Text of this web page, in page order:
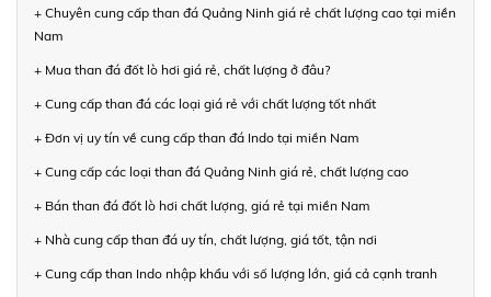
+ Chuyên cung cấp than đá Quảng Ninh giá rẻ chất lượng cao tại miền
Nam
+ Mua than đá đốt lò hơi giá rẻ, chất lượng ở đâu?
+ Cung cấp than đá các loại giá rẻ với chất lượng tốt nhất
+ Đơn vị uy tín về cung cấp than đá Indo tại miền Nam
+ Cung cấp các loại than đá Quảng Ninh giá rẻ, chất lượng cao
+ Bán than đá đốt lò hơi chất lượng, giá rẻ tại miền Nam
+ Nhà cung cấp than đá uy tín, chất lượng, giá tốt, tận nơi
+ Cung cấp than Indo nhập khẩu với số lượng lớn, giá cả cạnh tranh